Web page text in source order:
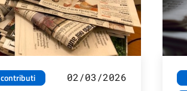
contributi
02/03/2026